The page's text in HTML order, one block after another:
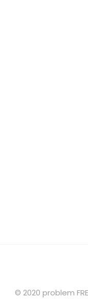
© 2020 problem